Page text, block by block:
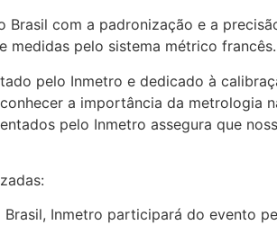
com a padronização e a
medidas pelo sistema métrico
pelo Inmetro e dedicado à
a importância da metrologia
pelo Inmetro assegura que
Brasil, Inmetro participará do evento